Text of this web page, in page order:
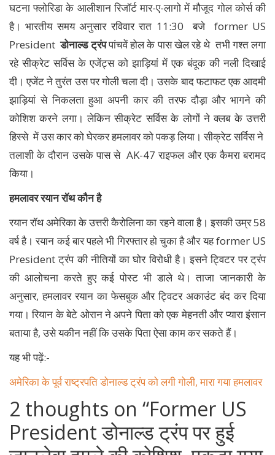
घटना फ्लोरिडा के आलीशान रिजॉर्ट मार-ए-लागो में मौजूद गोल कोर्स की
है। भारतीय समय अनुसार रविवार रात 11:30 बजे former US
Presidentडोनाल्ड ट्रंपपांचवें होल के पास खेल रहे थे तभी गश्त लगा
रहे सीक्रेट सर्विस के एजेंट्स को झाड़ियां में एक बंदूक की नली दिखाई
दी। एजेंट ने तुरंत उस पर गोली चला दी। उसके बाद फटाफट एक आदमी
झाड़ियां से निकलता हुआ अपनी कार की तरफ दौड़ा और भागने की
कोशिश करने लगा। लेकिन सीक्रेट सर्विस के लोगों ने क्लब के उत्तरी
हिस्से में उस कार को घेरकर हमलावर को पकड़ लिया। सीक्रेट सर्विस ने
तलाशी के दौरान उसके पास से AK-47 राइफल और एक कैमरा बरामद
किया।
हमलावर रयान रॉथ कौन है
रयान रॉथ अमेरिका के उत्तरी कैरोलिना का रहने वाला है। इसकी उम्र 58
वर्ष है। रयान कई बार पहले भी गिरफ्तार हो चुका है और यह former US
President ट्रंप की नीतियों का घोर विरोधी है। इसने ट्विटर पर ट्रंप
की आलोचना करते हुए कई पोस्ट भी डाले थे। ताजा जानकारी के
अनुसार, हमलावर रयान का फेसबुक और ट्विटर अकाउंट बंद कर दिया
गया। रियान के बेटे ओरान ने अपने पिता को एक मेहनती और प्यारा इंसान
बताया है, उसे यकीन नहीं कि उसके पिता ऐसा काम कर सकते हैं।
यह भी पढ़ें:-
अमेरिका के पूर्व राष्ट्रपति डोनाल्ड ट्रंप को लगी गोली, मारा गया हमलावर
2 thoughts on “Former US
President डोनाल्ड ट्रंप पर हुई